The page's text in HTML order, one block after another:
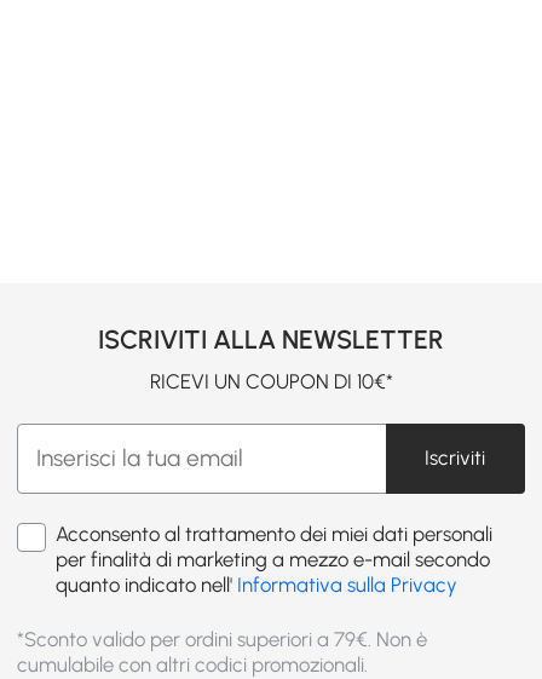
ISCRIVITI ALLA NEWSLETTER
RICEVI UN COUPON DI 10€*
Iscriviti
Acconsento al trattamento dei miei dati personali
per finalità di marketing a mezzo e-mail secondo
quanto indicato nell' Informativa sulla Privacy
*Sconto valido per ordini superiori a 79€. Non è
cumulabile con altri codici promozionali.